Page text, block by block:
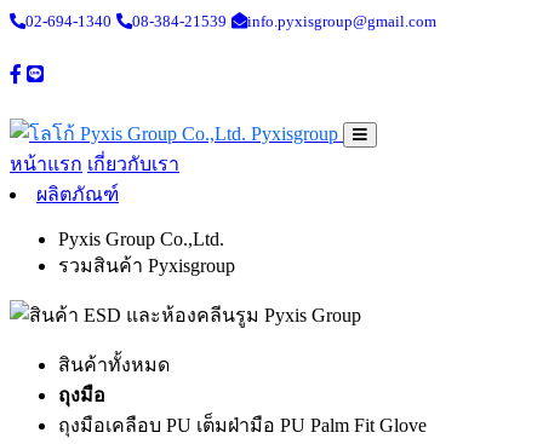
02-694-1340 08-384-21539 info.pyxisgroup@gmail.com
Pyxisgroup
หน้าแรก เกี่ยวกับเรา
ผลิตภัณฑ์
Pyxis Group Co.,Ltd.
รวมสินค้า Pyxisgroup
สินค้าทั้งหมด
ถุงมือ
ถุงมือเคลือบ PU เต็มฝ่ามือ PU Palm Fit Glove